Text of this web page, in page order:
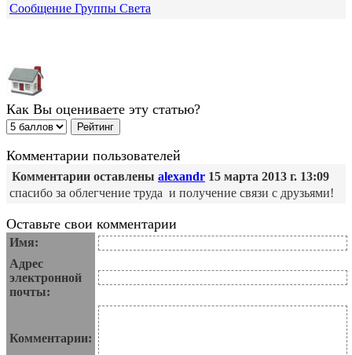
Сообщение Группы Света
Как Вы оцениваете эту статью?
Комментарии пользователей
Комментарии оставлены alexandr 15 марта 2013 г. 13:09
спасибо за облегчение труда и получение связи с друзьями!
Оставьте свои комментарии
Имя:
Адрес
электронной
почты:
Комментарии: